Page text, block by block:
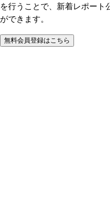
を行うことで、新着レポート
ができます。
無料会員登録はこちら